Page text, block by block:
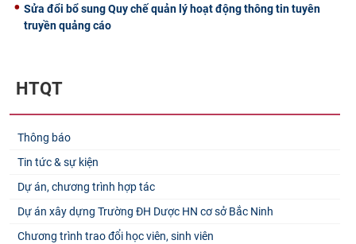
Sửa đổi bổ sung Quy chế quản lý hoạt động thông tin tuyên
truyền quảng cáo
HTQT
Thông báo
Tin tức & sự kiện
Dự án, chương trình hợp tác
Dự án xây dựng Trường ĐH Dược HN cơ sở Bắc Ninh
Chương trình trao đổi học viên, sinh viên